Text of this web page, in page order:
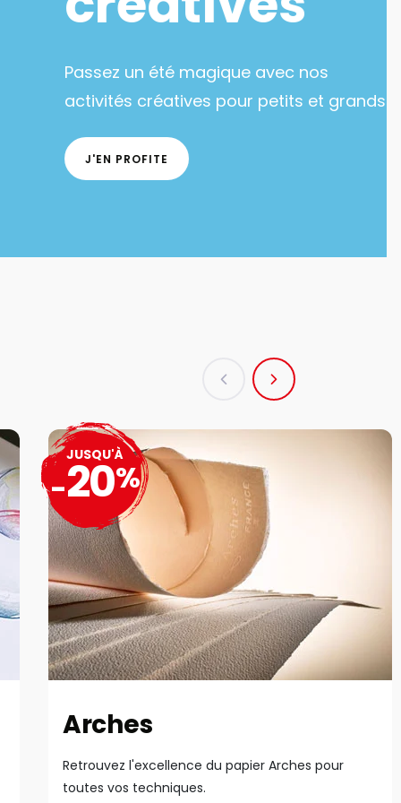
un été magique avec nos
créatives pour petits et grands !
J'EN PROFITE
Arches
Retrouvez l'excellence du papier Arches pour
toutes vos techniques.
JUSQU'À
-20%